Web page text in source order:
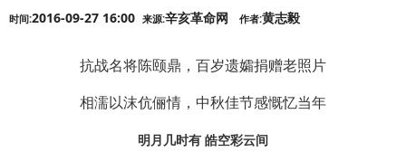
时间:2016-09-27 16:00 来源:辛亥革命网 作者:黄志毅
抗战名将陈颐鼎，百岁遗孀捐赠老照片
相濡以沫伉俪情，中秋佳节感慨忆当年
明月几时有 皓空彩云间